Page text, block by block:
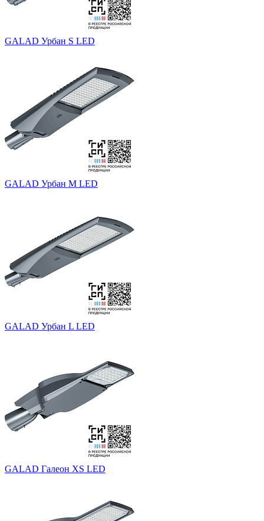
GALAD Урбан S LED
GALAD Урбан M LED
GALAD Урбан L LED
GALAD Галеон XS LED